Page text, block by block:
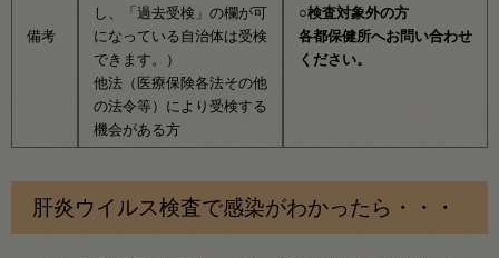
備考
し、「過去受検」の欄が可
になっている自治体は受検
できます。）
他法（医療保険各法その他
の法令等）により受検する
機会がある方
○検査対象外の方
各都保健所へお問い合わせ
ください。
肝炎ウイルス検査で感染がわかったら・・・